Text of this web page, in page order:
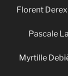
Florent
Pascale
Myrtille